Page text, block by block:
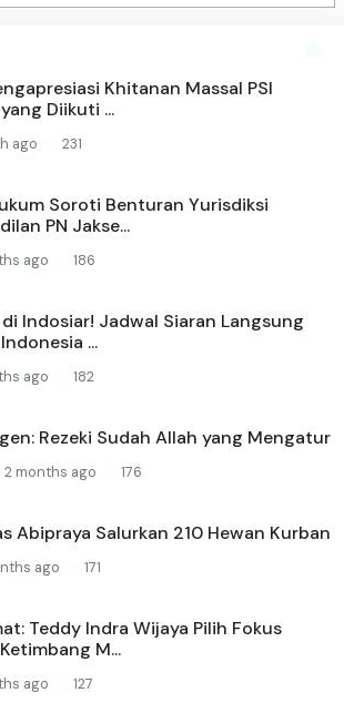
Khitanan Massal PSI
Diikuti ...
ago 231
Soroti Benturan Yurisdiksi
PN Jakse...
ago 186
Indosiar! Jadwal Siaran Langsung
...
ago 182
Rezeki Sudah Allah yang Mengatur
2 months ago 176
Abipraya Salurkan 210 Hewan Kurban
ago 171
Teddy Indra Wijaya Pilih Fokus
M...
ago 127